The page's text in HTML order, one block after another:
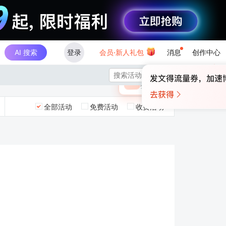
AI 搜索 登录 会员·新人礼包 消息 创作中心
×
🎁 未登录
登录领取最高

全部活动 免费活动 收费活动